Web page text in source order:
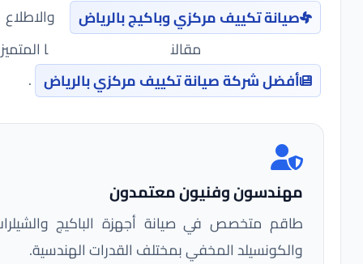
صيانة تكييف مركزي وباكيج بالرياض والاطلاع على
مقالنا المتميز حول
أفضل شركة صيانة تكييف مركزي بالرياض .
مهندسون وفنيون معتمدون
طاقم متخصص في صيانة أجهزة الباكيج والشيلرات
والكونسيلد المخفي بمختلف القدرات الهندسية.